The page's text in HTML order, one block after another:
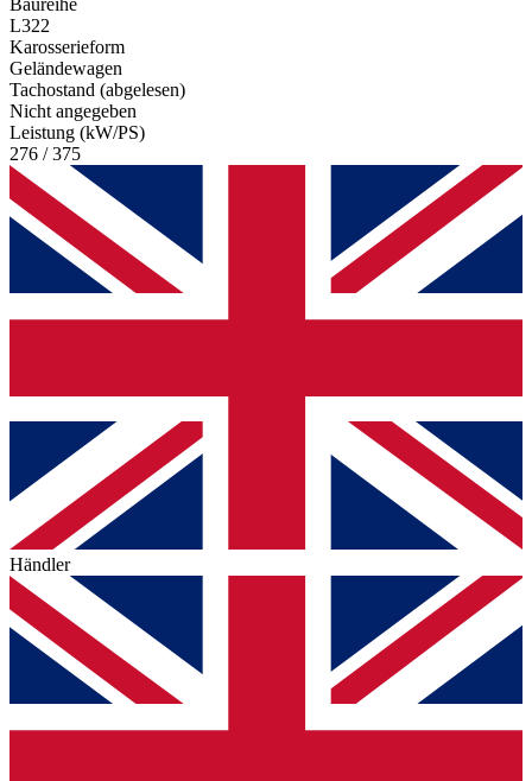
L322
Karosserieform
Geländewagen
Tachostand (abgelesen)
Nicht angegeben
Leistung (kW/PS)
276 / 375
Händler